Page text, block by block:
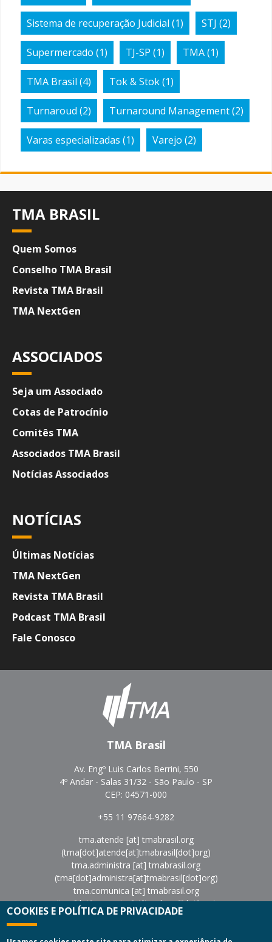
Sistema de recuperação Judicial (1) STJ (2)
Supermercado (1) TJ-SP (1) TMA(1)
TMA Brasil (4) Tok & Stok(1)
Turnaroud (2) Turnaround Management(2)
Varas especializadas (1) Varejo (2)
TMA BRASIL
Quem Somos
Conselho TMA Brasil
Revista TMA Brasil
TMA NextGen
ASSOCIADOS
Seja um Associado
Cotas de Patrocínio
Comitês TMA
Associados TMA Brasil
Notícias Associados
NOTÍCIAS
Últimas Notícias
TMA NextGen
Revista TMA Brasil
Podcast TMA Brasil
Fale Conosco
TMA Brasil
Av. Engº Luis Carlos Berrini, 550
4º Andar - Salas 31/32 - São Paulo - SP
CEP: 04571-000
+55 11 97664-9282
tma.atende [at] tmabrasil.org
(tma[dot]atende[at]tmabrasil[dot]org)
tma.administra [at] tmabrasil.org
(tma[dot]administra[at]tmabrasil[dot]org)
tma.comunica [at] tmabrasil.org
(tma[dot]comunica[at]tmabrasil[dot]org)
eventos [at]tmabrasil.org(eventos[at]tmabrasil[dot]org)
Política de Privacidade|Termos de Uso
COOKIES E POLÍTICA DE PRIVACIDADE